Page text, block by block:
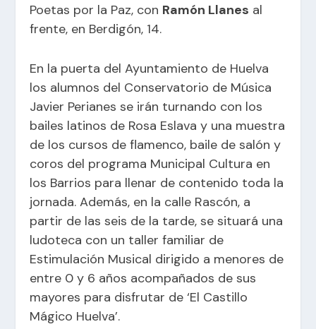
Poetas por la Paz, con Ramón Llanes al
frente, en Berdigón, 14.
En la puerta delAyuntamiento de Huelva
los alumnos del Conservatorio de Música
Javier Perianes se irán turnando con los
bailes latinos de Rosa Eslava y una muestra
de los cursos de flamenco, baile de salón y
coros del programa Municipal Cultura en
los Barrios para llenar de contenido toda la
jornada. Además, en la calle Rascón, a
partir de las seis de la tarde, se situará una
ludoteca con un taller familiar de
Estimulación Musical dirigido a menores de
entre 0 y 6 años acompañados de sus
mayores para disfrutar de ‘El Castillo
Mágico Huelva’.